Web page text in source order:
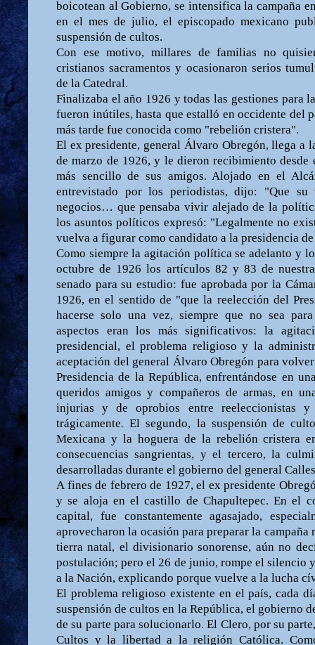
boicotean al Gobierno, se intensifica la campaña
en el mes de julio, el episcopado mexicano
suspensión de cultos.
Con ese motivo, millares de familias no
cristianos sacramentos y ocasionaron serios
de la Catedral.
Finalizaba el año 1926 y todas las gestiones para
fueron inútiles, hasta que estalló en occidente del
más tarde fue conocida como "rebelión cristera".
El ex presidente, general Álvaro Obregón, llega a
de marzo de 1926, y le dieron recibimiento desde
más sencillo de sus amigos. Alojado en el
entrevistado por los periodistas, dijo: "Que su
negocios… que pensaba vivir alejado de la
los asuntos políticos expresó: "Legalmente no
vuelva a figurar como candidato a la presidencia
Como siempre la agitación política se adelanto y
octubre de 1926 los artículos 82 y 83 de
senado para su estudio: fue aprobada por la
1926, en el sentido de "que la reelección del
hacerse solo una vez, siempre que no sea
aspectos eran los más significativos: la
presidencial, el problema religioso y la
aceptación del general Álvaro Obregón para
Presidencia de la República, enfrentándose en
queridos amigos y compañeros de armas, en
injurias y de oprobios entre reeleccionistas y
trágicamente. El segundo, la suspensión de
Mexicana y la hoguera de la rebelión cristera
consecuencias sangrientas, y el tercero, la
desarrolladas durante el gobierno del general
A fines de febrero de 1927, el ex presidente
y se aloja en el castillo de Chapultepec. En el
capital, fue constantemente agasajado,
aprovecharon la ocasión para preparar la campaña
tierra natal, el divisionario sonorense, aún no
postulación; pero el 26 de junio, rompe el silencio
a la Nación, explicando porque vuelve a la lucha
El problema religioso existente en el país, cada
suspensión de cultos en la República, el gobierno
de su parte para solucionarlo. El Clero, por su
Cultos y la libertad a la religión Católica.